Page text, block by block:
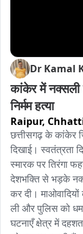
Dr Kamal
कांकेर में नक्सली
निर्मम हत्या
Raipur,
छत्तीसगढ़ के कांकेर
दिखाई। स्वतंत्रता
स्मारक पर तिरंगा
देशभक्ति से भड़के
कर दी।
ली और पुलिस को
घटनाएँ क्षेत्र में